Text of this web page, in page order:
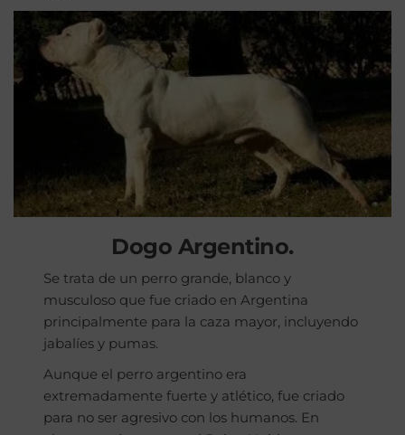
Dogo Argentino.
Se trata de un perro grande, blanco y
musculoso que fue criado en Argentina
principalmente para la caza mayor, incluyendo
jabalíes y pumas.
Aunque el perro argentino era
extremadamente fuerte y atlético, fue criado
para no ser agresivo con los humanos. En